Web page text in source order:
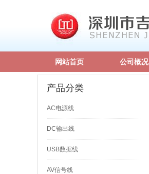
网站首页 公司概况
产品分类
AC电源线
DC输出线
USB数据线
AV信号线